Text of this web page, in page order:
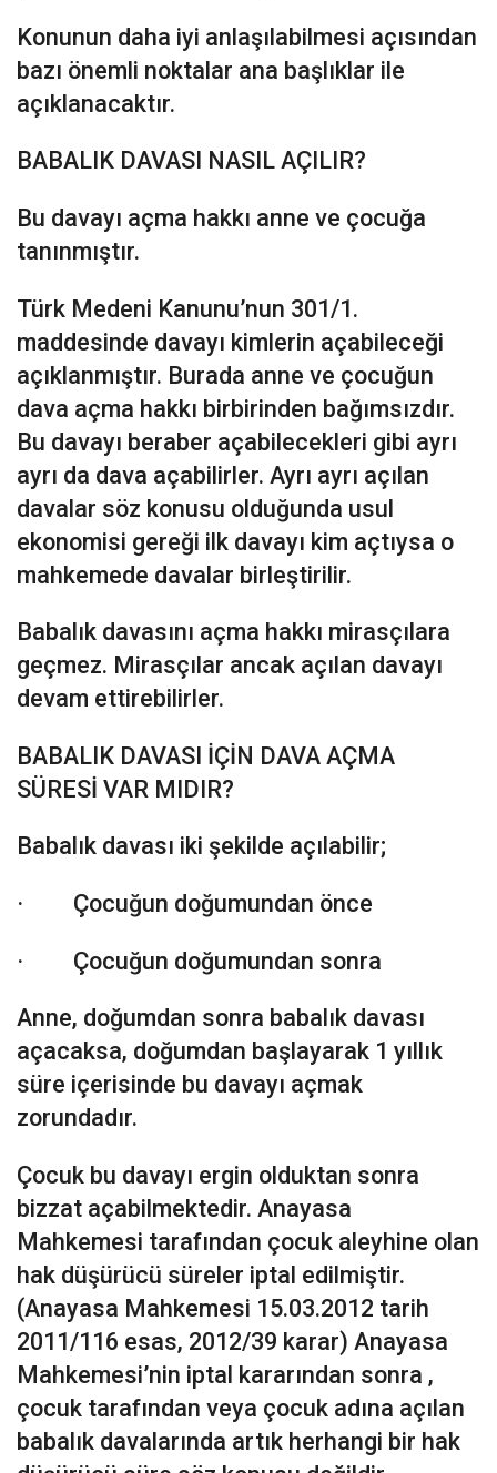
Konunun daha iyi anlaşılabilmesi açısından
bazı önemli noktalar ana başlıklar ile
açıklanacaktır.
BABALIK DAVASI NASIL AÇILIR?
Bu davayı açma hakkı anne ve çocuğa
tanınmıştır.
Türk Medeni Kanunu’nun 301/1.
maddesinde davayı kimlerin açabileceği
açıklanmıştır. Burada anne ve çocuğun
dava açma hakkı birbirinden bağımsızdır.
Bu davayı beraber açabilecekleri gibi ayrı
ayrı da dava açabilirler. Ayrı ayrı açılan
davalar söz konusu olduğunda usul
ekonomisi gereği ilk davayı kim açtıysa o
mahkemede davalar birleştirilir.
Babalık davasını açma hakkı mirasçılara
geçmez. Mirasçılar ancak açılan davayı
devam ettirebilirler.
BABALIK DAVASI İÇİN DAVA AÇMA
SÜRESİ VAR MIDIR?
Babalık davası iki şekilde açılabilir;
· Çocuğun doğumundan önce
· Çocuğun doğumundan sonra
Anne, doğumdan sonra babalık davası
açacaksa, doğumdan başlayarak 1 yıllık
süre içerisinde bu davayı açmak
zorundadır.
Çocuk bu davayı ergin olduktan sonra
bizzat açabilmektedir. Anayasa
Mahkemesi tarafından çocuk aleyhine olan
hak düşürücü süreler iptal edilmiştir.
(Anayasa Mahkemesi 15.03.2012 tarih
2011/116 esas, 2012/39 karar) Anayasa
Mahkemesi’nin iptal kararından sonra ,
çocuk tarafından veya çocuk adına açılan
babalık davalarında artık herhangi bir hak